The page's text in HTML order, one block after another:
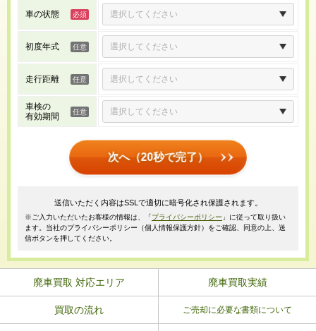
車の状態
初度年式
走行距離
車検の
有効期間
次へ（20秒で完了）
送信いただく内容はSSLで適切に暗号化され保護されます。
※ご入力いただいたお客様の情報は、「プライバシーポリシー 」に従って取り扱い
ます。当社のプライバシーポリシー（個人情報保護方針）をご確認、同意の上、送
信ボタンを押してください。
廃車買取 対応エリア 廃車買取実績
買取の流れ ご売却に必要な書類について